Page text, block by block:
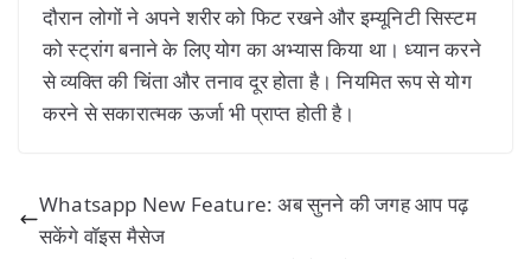
दौरान लोगों ने अपने शरीर को फिट रखने और इम्यूनिटी सिस्टम
को स्ट्रांग बनाने के लिए योग का अभ्यास किया था। ध्यान करने
से व्यक्ति की चिंता और तनाव दूर होता है। नियमित रूप से योग
करने से सकारात्मक ऊर्जा भी प्राप्त होती है।
Whatsapp New Feature: अब सुनने की जगह आप पढ़
सकेंगे वॉइस मैसेज